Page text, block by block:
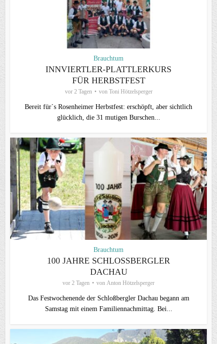
Brauchtum
INNVIERTLER-PLATTLERKURS
FÜR HERBSTFEST
vor 2 Tagen von Toni Hötzelsperger
Bereit für`s Rosenheimer Herbstfest: erschöpft, aber sichtlich
glücklich, die 31 mutigen Burschen...
Brauchtum
100 JAHRE SCHLOSSBERGLER D
ACHAU
vor 2 Tagen von Anton Hötzelsperger
Das Festwochenende der Schloßbergler Dachau begann am
Samstag mit einem Familiennachmittag. Bei...